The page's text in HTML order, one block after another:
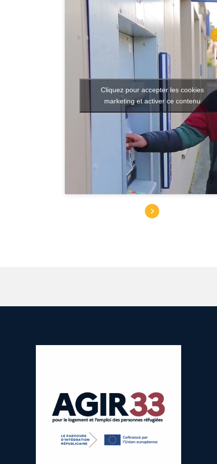
Cliquez pour accepter les cookies
marketing et activer ce contenu